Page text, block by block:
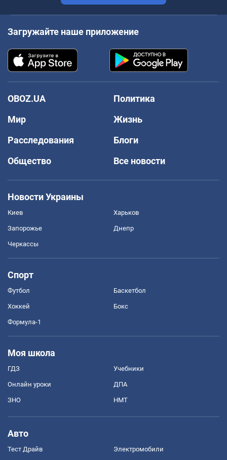
Загружайте наше приложение
OBOZ.UA
Политика
Мир
Жизнь
Расследования
Блоги
Общество
Все новости
Новости Украины
Киев Харьков
Запорожье Днепр
Черкассы
Спорт
Футбол Баскетбол
Хоккей Бокс
Формула-1
Моя школа
ГДЗ Учебники
Онлайн уроки ДПА
ЗНО НМТ
Авто
Тест Драйв Электромобили